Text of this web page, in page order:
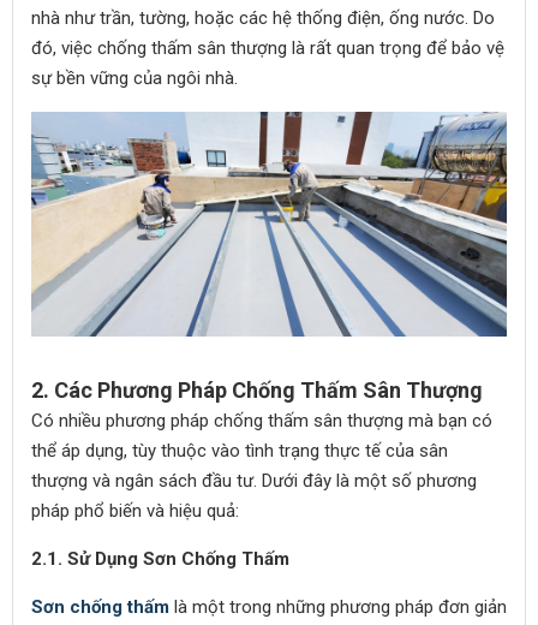
nhà như trần, tường, hoặc các hệ thống điện, ống nước. Do
đó, việc chống thấm sân thượng là rất quan trọng để bảo vệ
sự bền vững của ngôi nhà.
2. Các Phương Pháp Chống Thấm Sân Thượng
Có nhiều phương pháp chống thấm sân thượng mà bạn có
thể áp dụng, tùy thuộc vào tình trạng thực tế của sân
thượng và ngân sách đầu tư. Dưới đây là một số phương
pháp phổ biến và hiệu quả:
2.1. Sử Dụng Sơn Chống Thấm
Sơn chống thấm là một trong những phương pháp đơn giản